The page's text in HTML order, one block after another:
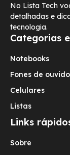
No Lista Tech
detalhadas e
tecnologia.
Categorias
Notebooks
Fones de ouvido
Celulares
Listas
Links
Sobre